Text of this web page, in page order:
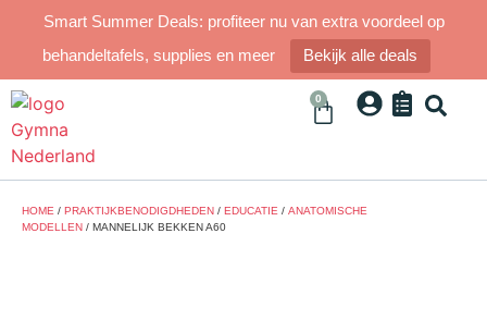
Smart Summer Deals: profiteer nu van extra voordeel op
behandeltafels, supplies en meer
Bekijk alle deals
0
HOME / PRAKTIJKBENODIGDHEDEN / EDUCATIE / ANATOMISCHE
MODELLEN / MANNELIJK BEKKEN A60